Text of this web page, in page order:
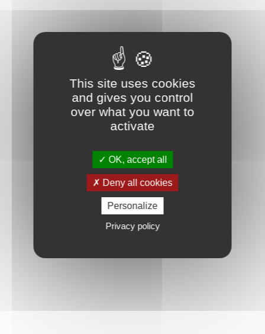
This site uses cookies
and gives you control
over what you want to
activate
OK, accept all
Deny all cookies
Personalize
Privacy policy